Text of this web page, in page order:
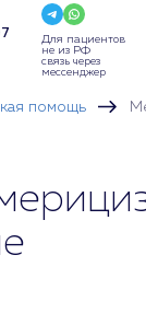
Для пациентов
не из РФ
связь через
мессенджер
помощь